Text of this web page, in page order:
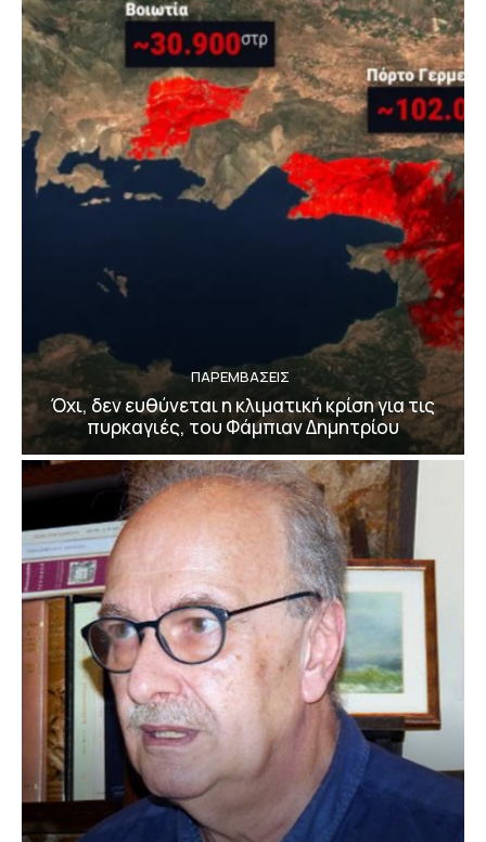
ΠΑΡΕΜΒΑΣΕΙΣ
Όχι, δεν ευθύνεται η κλιματική κρίση για τις
πυρκαγιές, του Φάμπιαν Δημητρίου